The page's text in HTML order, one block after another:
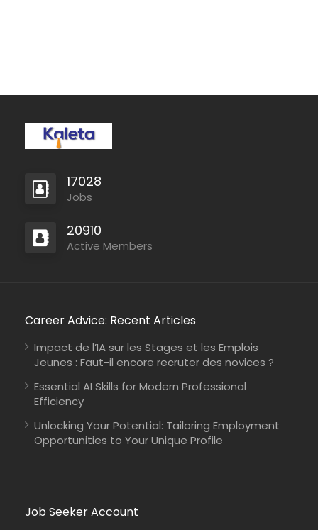
Consultancy
17028
Jobs
20910
Active Members
Career Advice: Recent Articles
Impact de l’IA sur les Stages et les Emplois
Jeunes : Faut-il encore recruter des novices ?
Essential AI Skills for Modern Professional
Efficiency
Unlocking Your Potential: Tailoring Employment
Opportunities to Your Unique Profile
Job Seeker Account